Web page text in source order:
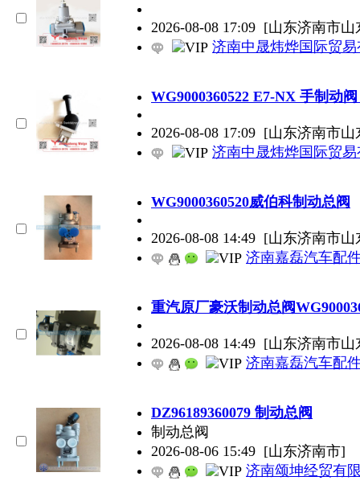
2026-08-08 17:09 [山东济南市
济南中晟炜烨国际贸
WG9000360522 E7-NX 手制动
2026-08-08 17:09 [山东济南市
济南中晟炜烨国际贸
WG9000360520威伯科制动总阀
2026-08-08 14:49 [山东济南市
济南嘉磊汽车配
重汽原厂豪沃制动总阀
2026-08-08 14:49 [山东济南市
济南嘉磊汽车配
DZ96189360079 制动总阀
制动总阀
2026-08-06 15:49 [山东济南市]
济南颂坤经贸有